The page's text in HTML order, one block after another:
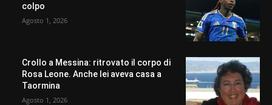
colpo
Agosto 1, 2026
Crollo a Messina: ritrovato il corpo di
Rosa Leone. Anche lei aveva casa a
Taormina
Agosto 1, 2026